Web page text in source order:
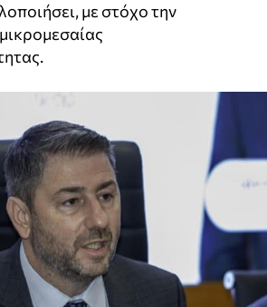
με στόχο την